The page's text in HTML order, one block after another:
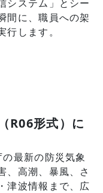
システム」とシー
間に、職員への架
します。
R06形式）に
最新の防災気象
、高潮、暴風、さ
津波情報まで、広